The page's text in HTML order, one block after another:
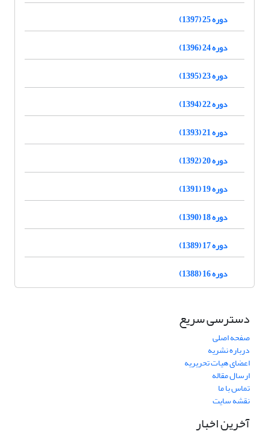
دوره 25 (1397)
دوره 24 (1396)
دوره 23 (1395)
دوره 22 (1394)
دوره 21 (1393)
دوره 20 (1392)
دوره 19 (1391)
دوره 18 (1390)
دوره 17 (1389)
دوره 16 (1388)
دسترسی سریع
صفحه اصلی
درباره نشریه
اعضای هیات تحریریه
ارسال مقاله
تماس با ما
نقشه سایت
آخرین اخبار